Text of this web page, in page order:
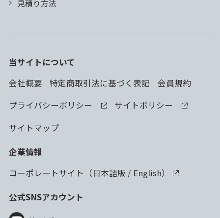
見積り方法
当サイトについて
会社概要
特定商取引法に基づく表記
会員規約
プライバシーポリシー
サイトポリシー
サイトマップ
企業情報
コーポレートサイト（日本語版 / English）
公式SNSアカウント